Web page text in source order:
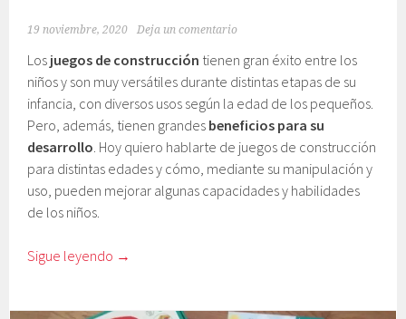
19 noviembre, 2020 Deja un comentario
Los juegos de construcción tienen gran éxito entre los
niños y son muy versátiles durante distintas etapas de su
infancia, con diversos usos según la edad de los pequeños.
Pero, además, tienen grandes beneficios para su
desarrollo . Hoy quiero hablarte de juegos de construcción
para distintas edades y cómo, mediante su manipulación y
uso, pueden mejorar algunas capacidades y habilidades
de los niños.
Sigue leyendo →